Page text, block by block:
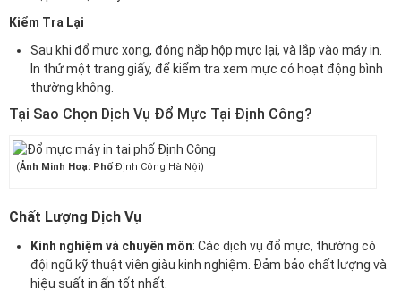
Kiểm Tra Lại
Sau khi đổ mực xong, đóng nắp hộp mực lại, và lắp vào máy in.
In thử một trang giấy, để kiểm tra xem mực có hoạt động bình
thường không.
Tại Sao Chọn Dịch Vụ Đổ Mực Tại Định Công?
(Ảnh Minh Hoạ: PhốĐịnh Công Hà Nội)
Chất Lượng Dịch Vụ
Kinh nghiệm và chuyên môn: Các dịch vụ đổ mực, thường có
đội ngũ kỹ thuật viên giàu kinh nghiệm. Đảm bảo chất lượng và
hiệu suất in ấn tốt nhất.